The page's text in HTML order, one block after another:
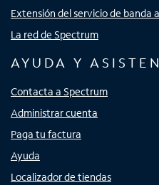
Extensión del servicio de banda
La red de Spectrum
AYUDA Y
Contacta a Spectrum
Administrar cuenta
Paga tu factura
Ayuda
Localizador de tiendas